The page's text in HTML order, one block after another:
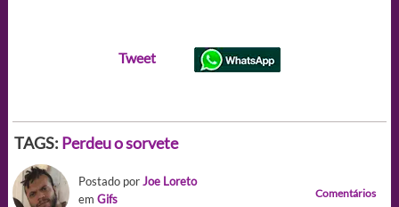
Tweet
TAGS: Perdeu o sorvete
Postado porJoe Loreto
em Gifs Comentários